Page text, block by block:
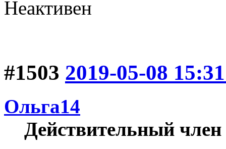
Неактивен
#1503 2019-05-08
Ольга14
Действительный член